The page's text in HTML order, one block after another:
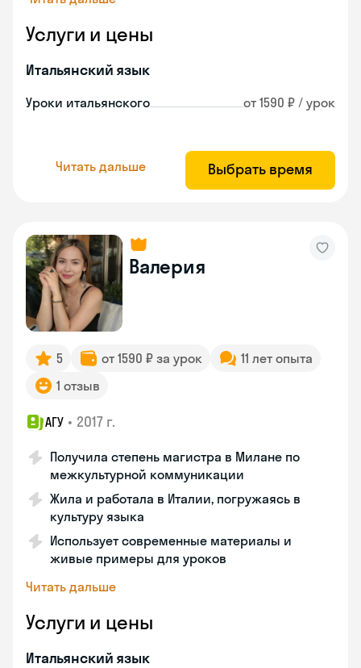
Услуги и цены
Итальянский язык
Уроки итальянского от 1590 ₽ / урок
Читать дальше Выбрать время
Валерия
5 от 1590 ₽ за урок
11 лет опыта
1 отзыв
АГУ • 2017 г.
Получила степень магистра в Милане по
межкультурной коммуникации
Жила и работала в Италии, погружаясь в
культуру языка
Использует современные материалы и
живые примеры для уроков
Читать дальше
Услуги и цены
Итальянский язык